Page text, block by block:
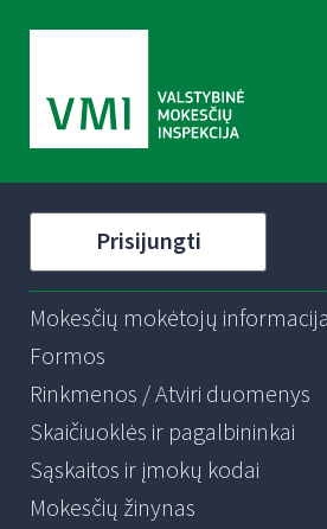
Prisijungti
Mokesčių mokėtojų informacija
Formos
Rinkmenos / Atviri duomenys
Skaičiuoklės ir pagalbininkai
Sąskaitos ir įmokų kodai
Mokesčių žinynas